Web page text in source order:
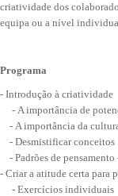
criatividade dos
equipa ou a nível
Programa
- Introdução à criatividade
- A importância de
- A importância da
- Desmistificar conceitos
- Padrões de
- Criar a atitude certa
- Exercícios individuais